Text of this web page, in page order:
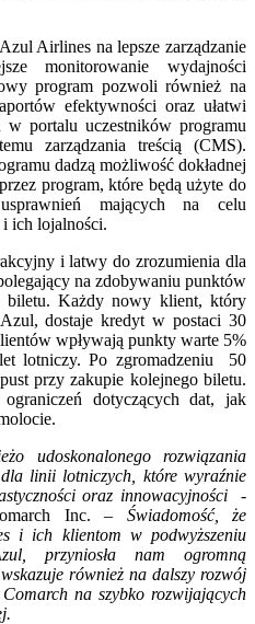
Airlines na lepsze zarządzanie
monitorowanie wydajności
program pozwoli również na
efektywności oraz ułatwi
portalu uczestników programu
zarządzania treścią (CMS).
dadzą możliwość dokładnej
program, które będą użyte do
mających na celu
ich lojalności.
i latwy do zrozumienia dla
na zdobywaniu punktów
biletu. Każdy nowy klient, który
dostaje kredyt w postaci 30
wpływają punkty warte 5%
lotniczy. Po zgromadzeniu 50
przy zakupie kolejnego biletu.
dotyczących dat, jak
udoskonalonego rozwiązania
linii lotniczych, które wyraźnie
oraz innowacyjności-
Inc. – Świadomość, że
i ich klientom w podwyższeniu
przyniosła nam ogromną
również na dalszy rozwój
na szybko rozwijających